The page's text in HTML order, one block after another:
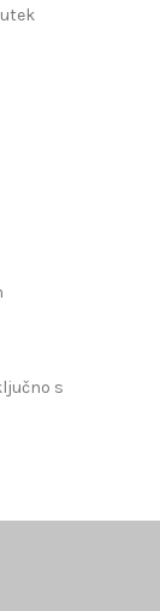
s